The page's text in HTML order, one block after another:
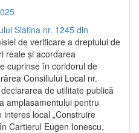
Slatina nr. 1245 din
de verificare a dreptului de
reale și acordarea
cuprinse în coridorul de
Consiliului Local nr.
de utilitate publică
amplasamentului pentru
local „Construire
Cartierul Eugen Ionescu,